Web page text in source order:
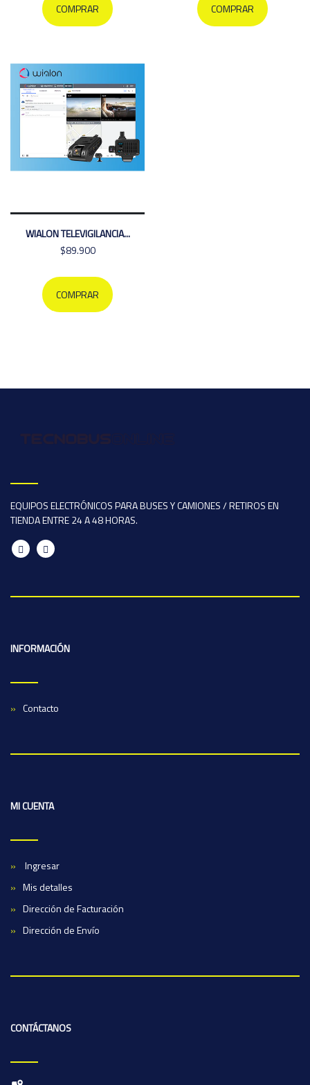
COMPRAR COMPRAR
WIALON TELEVIGILANCIA...
$89.900
COMPRAR
EQUIPOS ELECTRÓNICOS PARA BUSES Y CAMIONES / RETIROS EN
TIENDA ENTRE 24 A 48 HORAS.
INFORMACIÓN
Contacto
MI CUENTA
Ingresar
Mis detalles
Dirección de Facturación
Dirección de Envío
CONTÁCTANOS